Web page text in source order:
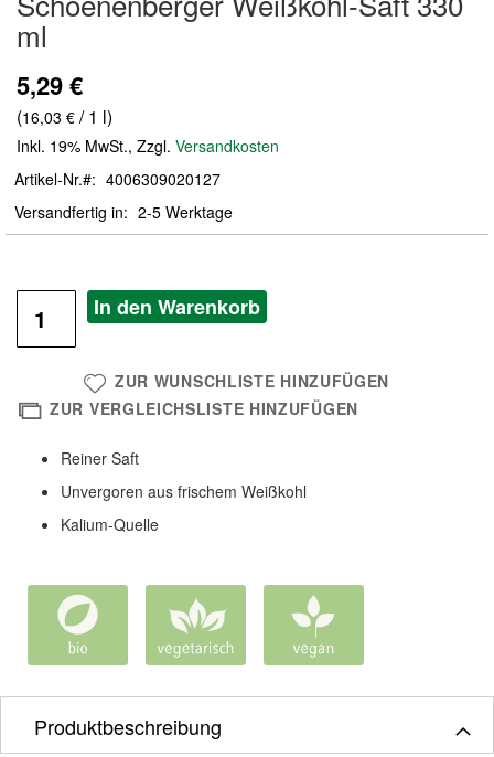
der
Bildergalerie
ml
5,29 €
(16,03 € / 1 l)
Inkl. 19% MwSt., Zzgl. Versandkosten
Artikel-Nr.
4006309020127
Versandfertig in
2-5 Werktage
In den Warenkorb
ZUR WUNSCHLISTE HINZUFÜGEN
ZUR VERGLEICHSLISTE HINZUFÜGEN
Reiner Saft
Unvergoren aus frischem Weißkohl
Kalium-Quelle
Produktbeschreibung